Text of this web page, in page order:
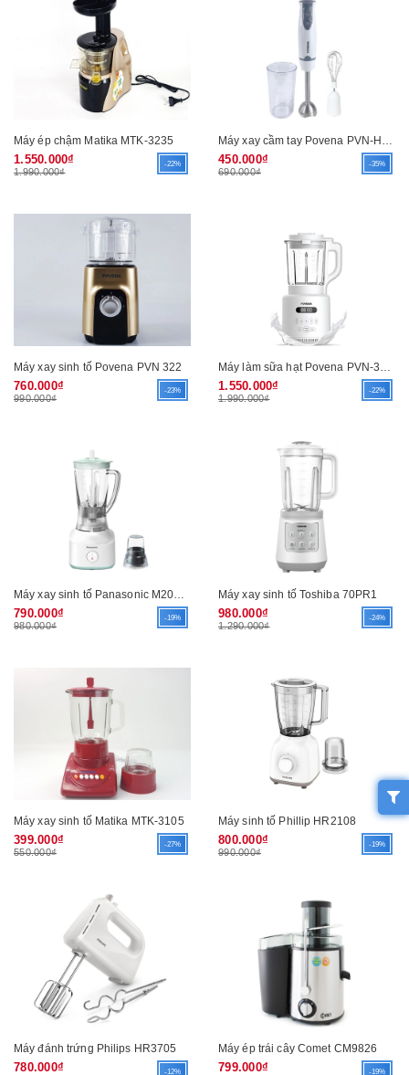
Máy ép chậm Matika MTK-3235
1.550.000₫
1.990.000₫
-22% 450.000₫
690.000₫
-35%
Máy xay sinh tố Povena PVN 322
760.000₫
990.000₫
-23% 1.550.000₫
1.990.000₫
-22%
790.000₫
980.000₫
-19%
Máy xay sinh tố Toshiba 70PR1
980.000₫
1.290.000₫
-24%
Máy xay sinh tố Matika MTK-3105
399.000₫
550.000₫
-27%
Máy sinh tố Phillip HR2108
800.000₫
990.000₫
-19%
Máy đánh trứng Philips HR3705
780.000₫ -12%
Máy ép trái cây Comet CM9826
799.000₫ -19%